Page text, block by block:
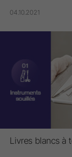
04.10.2021
Livres blancs à